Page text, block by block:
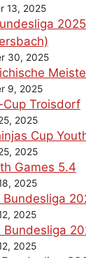
13, 2025
30, 2025
9, 2025
Cup Troisdorf
2025
Cup
2025
Games 5.4
2025
Bundesliga
2025
Bundesliga
2025